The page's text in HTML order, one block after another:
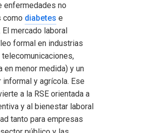
enfermedades no
como diabetes e
El mercado laboral
formal en industrias
telecomunicaciones,
en menor medida) y un
y agrícola. Ese
a la RSE orientada a
y al bienestar laboral
tanto para empresas